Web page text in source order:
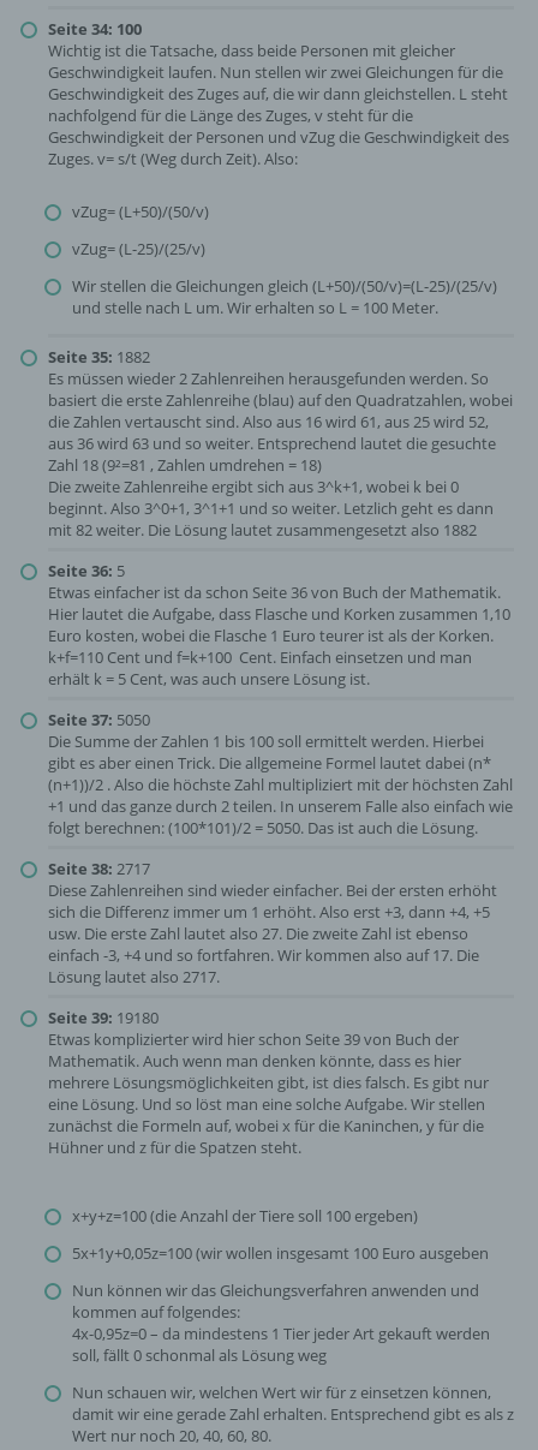
Seite 34: 100
Wichtig ist die Tatsache, dass beide Personen mit gleicher
Geschwindigkeit laufen. Nun stellen wir zwei Gleichungen für die
Geschwindigkeit des Zuges auf, die wir dann gleichstellen. L steht
nachfolgend für die Länge des Zuges, v steht für die
Geschwindigkeit der Personen und vZug die Geschwindigkeit des
Zuges. v= s/t (Weg durch Zeit). Also:
vZug= (L+50)/(50/v)
vZug= (L-25)/(25/v)
Wir stellen die Gleichungen gleich (L+50)/(50/v)=(L-25)/(25/v)
und stelle nach L um. Wir erhalten so L = 100 Meter.
Seite 35: 1882
Es müssen wieder 2 Zahlenreihen herausgefunden werden. So
basiert die erste Zahlenreihe (blau) auf den Quadratzahlen, wobei
die Zahlen vertauscht sind. Also aus 16 wird 61, aus 25 wird 52,
aus 36 wird 63 und so weiter. Entsprechend lautet die gesuchte
Zahl 18 (9²=81 , Zahlen umdrehen = 18)
Die zweite Zahlenreihe ergibt sich aus 3^k+1, wobei k bei 0
beginnt. Also 3^0+1, 3^1+1 und so weiter. Letzlich geht es dann
mit 82 weiter. Die Lösung lautet zusammengesetzt also 1882
Seite 36: 5
Etwas einfacher ist da schon Seite 36 von Buch der Mathematik.
Hier lautet die Aufgabe, dass Flasche und Korken zusammen 1,10
Euro kosten, wobei die Flasche 1 Euro teurer ist als der Korken.
k+f=110 Cent und f=k+100 Cent. Einfach einsetzen und man
erhält k = 5 Cent, was auch unsere Lösung ist.
Seite 37: 5050
Die Summe der Zahlen 1 bis 100 soll ermittelt werden. Hierbei
gibt es aber einen Trick. Die allgemeine Formel lautet dabei (n*
(n+1))/2 . Also die höchste Zahl multipliziert mit der höchsten Zahl
+1 und das ganze durch 2 teilen. In unserem Falle also einfach wie
folgt berechnen: (100*101)/2 = 5050. Das ist auch die Lösung.
Seite 38: 2717
Diese Zahlenreihen sind wieder einfacher. Bei der ersten erhöht
sich die Differenz immer um 1 erhöht. Also erst +3, dann +4, +5
usw. Die erste Zahl lautet also 27. Die zweite Zahl ist ebenso
einfach -3, +4 und so fortfahren. Wir kommen also auf 17. Die
Lösung lautet also 2717.
Seite 39: 19180
Etwas komplizierter wird hier schon Seite 39 von Buch der
Mathematik. Auch wenn man denken könnte, dass es hier
mehrere Lösungsmöglichkeiten gibt, ist dies falsch. Es gibt nur
eine Lösung. Und so löst man eine solche Aufgabe. Wir stellen
zunächst die Formeln auf, wobei x für die Kaninchen, y für die
Hühner und z für die Spatzen steht.
x+y+z=100 (die Anzahl der Tiere soll 100 ergeben)
5x+1y+0,05z=100 (wir wollen insgesamt 100 Euro ausgeben
Nun können wir das Gleichungsverfahren anwenden und
kommen auf folgendes:
4x-0,95z=0 – da mindestens 1 Tier jeder Art gekauft werden
soll, fällt 0 schonmal als Lösung weg
Nun schauen wir, welchen Wert wir für z einsetzen können,
damit wir eine gerade Zahl erhalten. Entsprechend gibt es als z
Wert nur noch 20, 40, 60, 80.